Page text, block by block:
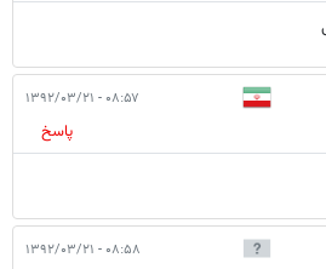
۰۸:۵۷ - ۱۳۹۲/۰۳/۲۱
پاسخ
۰۸:۵۸ - ۱۳۹۲/۰۳/۲۱